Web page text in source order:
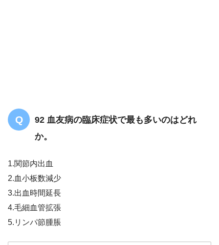
用
92 血友病の臨床症状で最も多いのはどれ
か。
1.関節内出血
2.血小板数減少
3.出血時間延長
4.毛細血管拡張
5.リンパ節腫脹